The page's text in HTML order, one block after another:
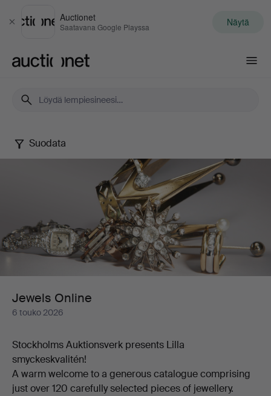
Sulje
Auctionet
Saatavana Google Playssa Näytä
Jewels
Suodata
Jewels Online
6 touko 2026
Stockholms Auktionsverk presents Lilla
smyckeskvalitén!
A warm welcome to a generous catalogue comprising
just over 120 carefully selected pieces of jewellery.